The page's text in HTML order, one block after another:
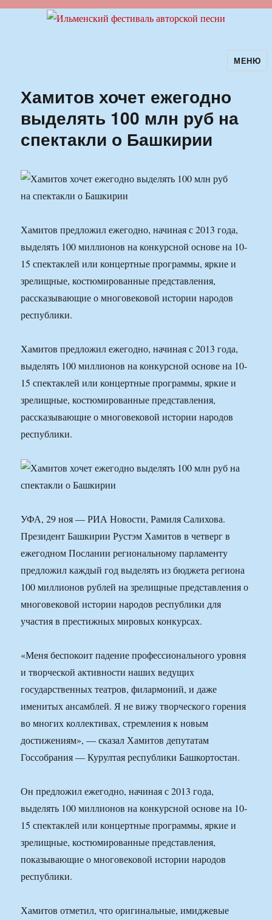
Ильменский фестиваль авторскойМЕНЮ
Хамитов хочет ежегодно
выделять 100 млн руб на
спектакли о Башкирии
Хамитов предложил ежегодно, начиная с 2013 года,
выделять 100 миллионов на конкурсной основе на 10-
15 спектаклей или концертные программы, яркие и
зрелищные, костюмированные представления,
рассказывающие о многовековой истории народов
республики.
Хамитов предложил ежегодно, начиная с 2013 года,
выделять 100 миллионов на конкурсной основе на 10-
15 спектаклей или концертные программы, яркие и
зрелищные, костюмированные представления,
рассказывающие о многовековой истории народов
республики.
УФА, 29 ноя — РИА Новости, Рамиля Салихова.
Президент Башкирии Рустэм Хамитов в четверг в
ежегодном Послании региональному парламенту
предложил каждый год выделять из бюджета региона
100 миллионов рублей на зрелищные представления о
многовековой истории народов республики для
участия в престижных мировых конкурсах.
«Меня беспокоит падение профессионального уровня
и творческой активности наших ведущих
государственных театров, филармоний, и даже
именитых ансамблей. Я не вижу творческого горения
во многих коллективах, стремления к новым
достижениям», — сказал Хамитов депутатам
Госсобрания — Курултая республики Башкортостан.
Он предложил ежегодно, начиная с 2013 года,
выделять 100 миллионов на конкурсной основе на 10-
15 спектаклей или концертные программы, яркие и
зрелищные, костюмированные представления,
показывающие о многовековой истории народов
республики.
Хамитов отметил, что оригинальные, имиджевые